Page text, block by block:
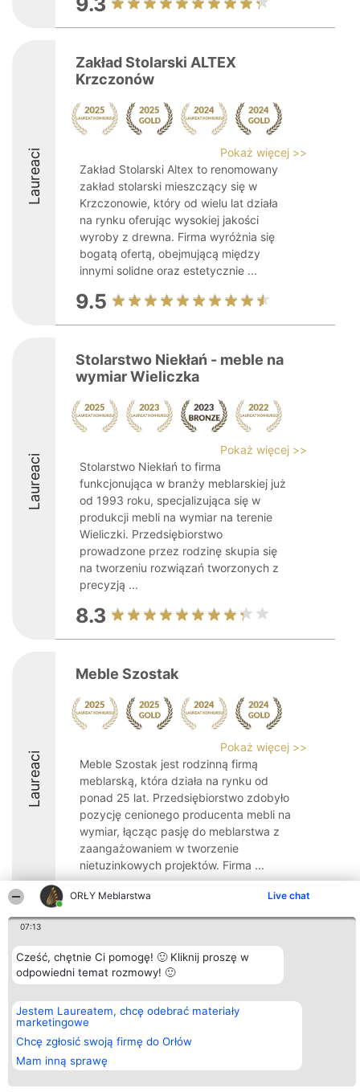
ORŁY Meblarstwa Live chat
07:13
Cześć, chętnie Ci pomogę! 🙂 Kliknij proszę w
odpowiedni temat rozmowy! 🙂
Jestem Laureatem, chcę odebrać materiały
marketingowe
Chcę zgłosić swoją firmę do Orłów
Mam inną sprawę
Laureaci
Zakład Stolarski ALTEX
Krzczonów
Pokaż więcej >>
Zakład Stolarski Altex to renomowany
zakład stolarski mieszczący się w
Krzczonowie, który od wielu lat działa
na rynku oferując wysokiej jakości
wyroby z drewna. Firma wyróżnia się
bogatą ofertą, obejmującą między
innymi solidne oraz estetycznie ...
9.5
Laureaci
Stolarstwo Niekłań - meble na
wymiar Wieliczka
Pokaż więcej >>
Stolarstwo Niekłań to firma
funkcjonująca w branży meblarskiej już
od 1993 roku, specjalizująca się w
produkcji mebli na wymiar na terenie
Wieliczki. Przedsiębiorstwo
prowadzone przez rodzinę skupia się
na tworzeniu rozwiązań tworzonych z
precyzją ...
8.3
Laureaci
Meble Szostak
Pokaż więcej >>
Meble Szostak jest rodzinną firmą
meblarską, która działa na rynku od
ponad 25 lat. Przedsiębiorstwo zdobyło
pozycję cenionego producenta mebli na
wymiar, łącząc pasję do meblarstwa z
zaangażowaniem w tworzenie
nietuzinkowych projektów. Firma ...
10
Organizator plebiscytu
Bright Side Solutions sp. z o.
o. sp. k.
ul. Ruska 22
Wrocław 50-079
KRS 0000749100 | Regon
381313360 | NIP 8943132676
+48 508 492 400
Plebiscyt
Laureaci
Lista
wszystkich
Laureatów
Zasady
Polityka
Prywatności
Kontakt
Kontakt